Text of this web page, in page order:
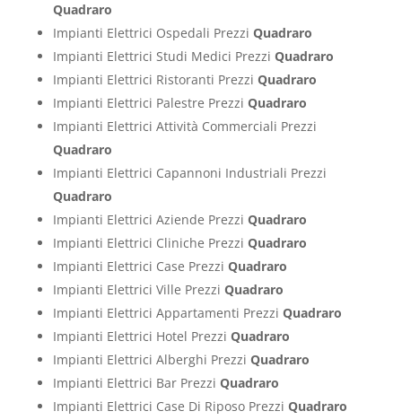
Quadraro
Impianti Elettrici Ospedali Prezzi Quadraro
Impianti Elettrici Studi Medici Prezzi Quadraro
Impianti Elettrici Ristoranti Prezzi Quadraro
Impianti Elettrici Palestre Prezzi Quadraro
Impianti Elettrici Attività Commerciali Prezzi
Quadraro
Impianti Elettrici Capannoni Industriali Prezzi
Quadraro
Impianti Elettrici Aziende Prezzi Quadraro
Impianti Elettrici Cliniche Prezzi Quadraro
Impianti Elettrici Case Prezzi Quadraro
Impianti Elettrici Ville Prezzi Quadraro
Impianti Elettrici Appartamenti Prezzi Quadraro
Impianti Elettrici Hotel Prezzi Quadraro
Impianti Elettrici Alberghi Prezzi Quadraro
Impianti Elettrici Bar Prezzi Quadraro
Impianti Elettrici Case Di Riposo Prezzi Quadraro